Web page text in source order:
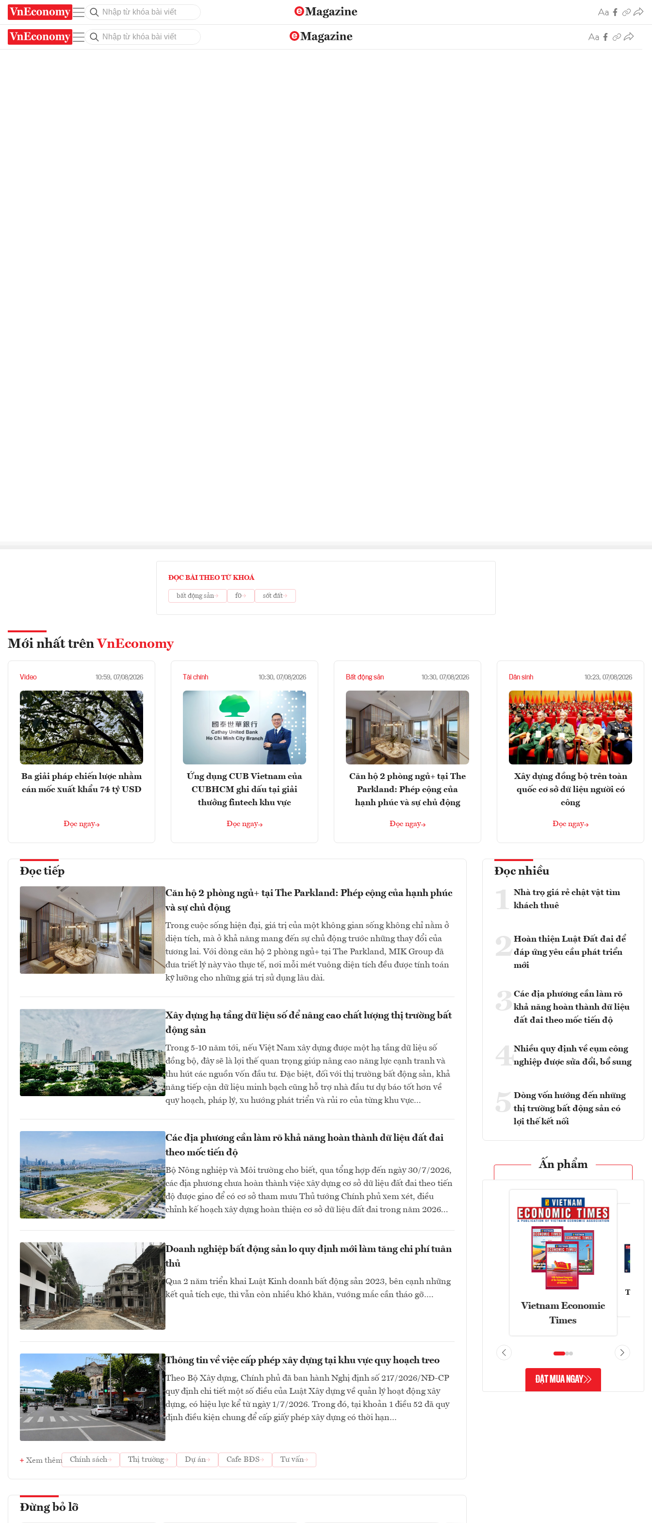
ĐỌC BÀI THEO TỪ KHOÁ
bất động sản f0 sốt đất
Mới nhất trên VnEconomy
Video 10:59, 07/08/2026
Ba giải pháp chiến lược nhằm
cán mốc xuất khẩu 74 tỷ USD
Đọc ngay
Tài chính 10:30, 07/08/2026
Ứng dụng CUB Vietnam của
CUBHCM ghi dấu tại giải
thưởng fintech khu vực
Đọc ngay
Bất động sản 10:30, 07/08/2026
Căn hộ 2 phòng ngủ+ tại The
Parkland: Phép cộng của
hạnh phúc và sự chủ động
Đọc ngay
Dân sinh 10:23, 07/08/2026
Xây dựng đồng bộ trên toàn
quốc cơ sở dữ liệu người có
công
Đọc ngay
Đọc tiếp
Căn hộ 2 phòng ngủ+ tại The Parkland: Phép cộng của hạnh phúc
và sự chủ động
Trong cuộc sống hiện đại, giá trị của một không gian sống không chỉ nằm ở
diện tích, mà ở khả năng mang đến sự chủ động trước những thay đổi của
tương lai. Với dòng căn hộ 2 phòng ngủ+ tại The Parkland, MIK Group đã
đưa triết lý này vào thực tế, nơi mỗi mét vuông diện tích đều được tính toán
kỹ lưỡng cho những giá trị sử dụng lâu dài.
Xây dựng hạ tầng dữ liệu số để nâng cao chất lượng thị trường bất
động sản
Trong 5-10 năm tới, nếu Việt Nam xây dựng được một hạ tầng dữ liệu số
đồng bộ, đây sẽ là lợi thế quan trọng giúp nâng cao năng lực cạnh tranh và
thu hút các nguồn vốn đầu tư. Đặc biệt, đối với thị trường bất động sản, khả
năng tiếp cận dữ liệu minh bạch cũng hỗ trợ nhà đầu tư dự báo tốt hơn về
quy hoạch, pháp lý, xu hướng phát triển và rủi ro của từng khu vực…
Các địa phương cần làm rõ khả năng hoàn thành dữ liệu đất đai
theo mốc tiến độ
Bộ Nông nghiệp và Môi trường cho biết, qua tổng hợp đến ngày 30/7/2026,
các địa phương chưa hoàn thành việc xây dựng cơ sở dữ liệu đất đai theo tiến
độ được giao để có cơ sở tham mưu Thủ tướng Chính phủ xem xét, điều
chỉnh kế hoạch xây dựng hoàn thiện cơ sở dữ liệu đất đai trong năm 2026...
Doanh nghiệp bất động sản lo quy định mới làm tăng chi phí tuân
thủ
Qua 2 năm triển khai Luật Kinh doanh bất động sản 2023, bên cạnh những
kết quả tích cực, thì vẫn còn nhiều khó khăn, vướng mắc cần tháo gỡ….
Thông tin về việc cấp phép xây dựng tại khu vực quy hoạch treo
Theo Bộ Xây dựng, Chính phủ đã ban hành Nghị định số 217/2026/NĐ-CP
quy định chi tiết một số điều của Luật Xây dựng về quản lý hoạt động xây
dựng, có hiệu lực kể từ ngày 1/7/2026. Trong đó, tại khoản 1 điều 52 đã quy
định điều kiện chung để cấp giấy phép xây dựng có thời hạn…
Xem thêm Chính sách Thị trường Dự án Cafe BĐS Tư vấn
Đừng bỏ lỡ
Đọc nhiều
1 Nhà trọ giá rẻ chật vật tìm
khách thuê
2Hoàn thiện Luật Đất đai để
đáp ứng yêu cầu phát triển
mới
3 Các địa phương cần làm rõ
khả năng hoàn thành dữ liệu
đất đai theo mốc tiến độ
4Nhiều quy định về cụm công
nghiệp được sửa đổi, bổ sung
5 Dòng vốn hướng đến những
thị trường bất động sản có
lợi thế kết nối
Ấn phẩm
Vietnam Economic
Times
Tạp
ĐẶT MUA NGAY